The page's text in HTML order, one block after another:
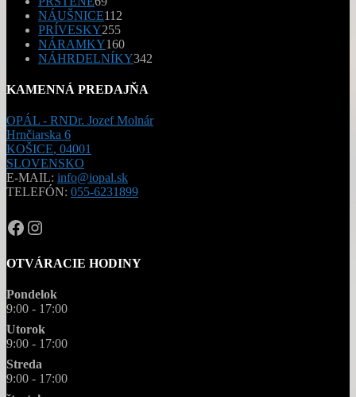
produktov
NÁUŠNICE112
PRÍVESKY255255
produktov
NÁRAMKY160160
produktov
NÁHRDELNÍKY342
KAMENNÁ PREDAJŇA
OPÁL - RNDr. Jozef Molnár
Hrnčiarska 6
KOŠICE, 04001
SLOVENSKO
E-MAIL: info@iopal.sk
TELEFÓN: 055-6231899
OPAL.drahokamy
opal.drahokamy
OTVÁRACIE HODINY
Pondelok
9:00 - 17:00
Utorok
9:00 - 17:00
Streda
9:00 - 17:00